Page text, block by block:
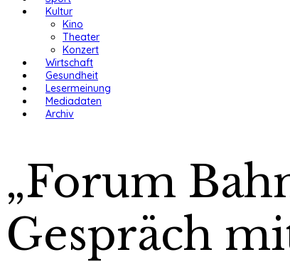
Kultur
Kino
Theater
Konzert
Wirtschaft
Gesundheit
Lesermeinung
Mediadaten
Archiv
„Forum
Gespräch